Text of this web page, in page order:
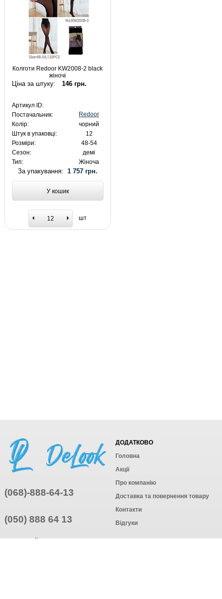
Колготи Redoor KW2008-2 black
жіночі
Ціна за штуку: 146 грн.
Артикул ID:
Постачальник:
Redoor
Колір:
чорний
Штук в упаковці:
12
Розміри:
48-54
Сезон:
демі
Тип:
Жіноча
За упакування: 1 757 грн.
У кошик
шт
(068)-888-64-13
(050) 888 64 13
ДОДАТКОВО
Головна
Акції
Про компанію
Доставка та повернення товару
Контакти
Відгуки